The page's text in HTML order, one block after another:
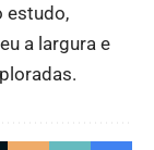
estudo,
a largura e